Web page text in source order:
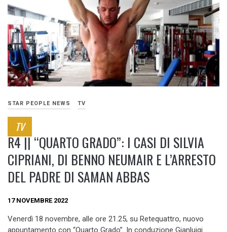
STAR PEOPLE NEWS TV
TV
R4 || “QUARTO GRADO”: I CASI DI SILVIA
CIPRIANI, DI BENNO NEUMAIR E L’ARRESTO
DEL PADRE DI SAMAN ABBAS
17 NOVEMBRE 2022
Venerdì 18 novembre, alle ore 21.25, su Retequattro, nuovo
appuntamento con “Quarto Grado”. In conduzione Gianluigi